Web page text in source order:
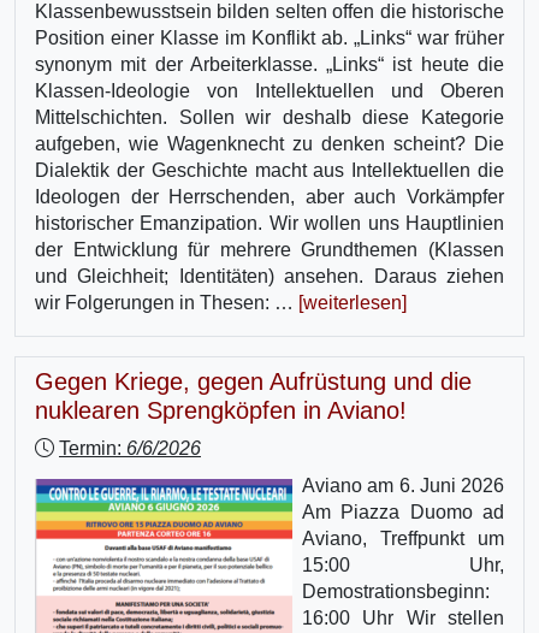
Klassenbewusstsein bilden selten offen die historische
Position einer Klasse im Konflikt ab. „Links“ war früher
synonym mit der Arbeiterklasse. „Links“ ist heute die
Klassen-Ideologie von Intellektuellen und Oberen
Mittelschichten. Sollen wir deshalb diese Kategorie
aufgeben, wie Wagenknecht zu denken scheint? Die
Dialektik der Geschichte macht aus Intellektuellen die
Ideologen der Herrschenden, aber auch Vorkämpfer
historischer Emanzipation. Wir wollen uns Hauptlinien
der Entwicklung für mehrere Grundthemen (Klassen
und Gleichheit; Identitäten) ansehen. Daraus ziehen
wir Folgerungen in Thesen: … [weiterlesen]
Gegen Kriege, gegen Aufrüstung und die
nuklearen Sprengköpfen in Aviano!
Termin: 6/6/2026
Aviano am 6. Juni 2026
Am Piazza Duomo ad
Aviano, Treffpunkt um
15:00 Uhr,
Demostrationsbeginn:
16:00 Uhr Wir stellen